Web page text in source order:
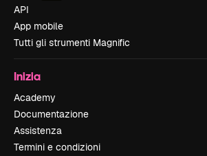
API
App mobile
Tutti gli strumenti Magnific
Inizia
Academy
Documentazione
Assistenza
Termini e condizioni